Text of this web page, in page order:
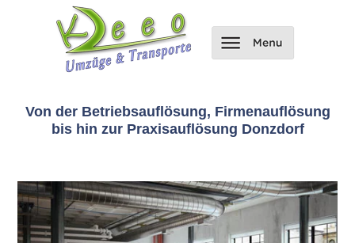
Von der Betriebsauflösung, Firmenauflösung
bis hin zur Praxisauflösung Donzdorf